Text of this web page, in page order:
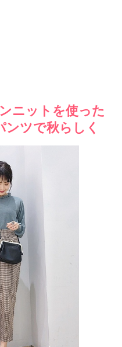
ニットを使った
ンツで秋らしく